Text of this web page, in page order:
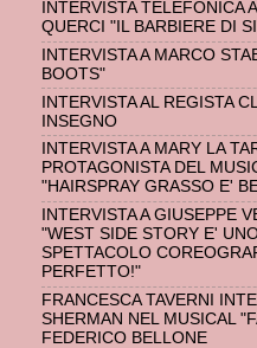
INTERVISTA TELEFONICA
QUERCI "IL BARBIERE DI
INTERVISTA A MARCO
BOOTS"
INTERVISTA AL REGISTA
INSEGNO
INTERVISTA A MARY LA
PROTAGONISTA DEL
"HAIRSPRAY GRASSO E'
INTERVISTA A GIUSEPPE
"WEST SIDE STORY E'
SPETTACOLO
PERFETTO!"
FRANCESCA TAVERNI
SHERMAN NEL MUSICAL
FEDERICO BELLONE